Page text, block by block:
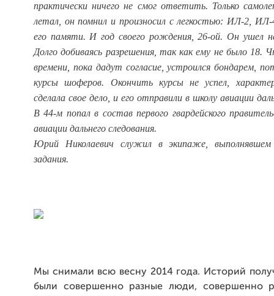
практически ничего не смог ответить. Только
летал, он помнил и произносил с легкостью: ИЛ-2,
его памяти. И год своего рождения, 26-ой. Он ушел
Долго добиваясь разрешения, так как ему не было 18.
времени, пока дадут согласие, устроился бондарем,
курсы шоферов. Окончить курсы не успел,
сделала свое дело, и его отправили в школу авиации
В 44-м попал в состав первого гвардейского
авиации дальнего следования.
Юрий Николаевич служил в экипаже,
задания.
Мы снимали всю весну 2014 года. Историй
были совершенно разные люди, совершенно